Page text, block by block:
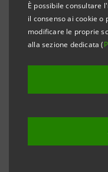
È possibile consultare
il consenso ai cookie
modificare le proprie
alla sezione dedicata (